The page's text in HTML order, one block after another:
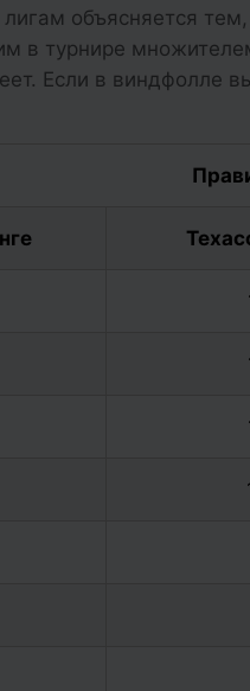
лигам объясняется
в турнире
Если в виндфолле